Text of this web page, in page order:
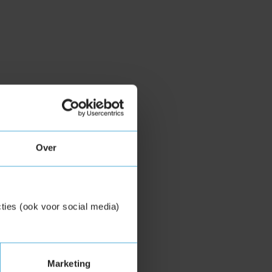
Over
(ook voor social media)
Marketing